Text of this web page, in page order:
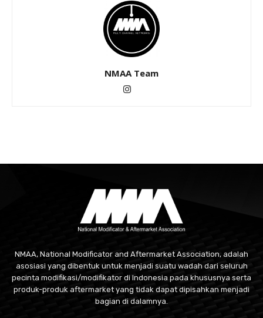
NMAA Team
NMAA, National Modificator and Aftermarket Association, adalah
asosiasi yang dibentuk untuk menjadi suatu wadah dari seluruh
pecinta modifikasi/modifikator di Indonesia pada khususnya serta
produk-produk aftermarket yang tidak dapat dipisahkan menjadi
bagian di dalamnya.